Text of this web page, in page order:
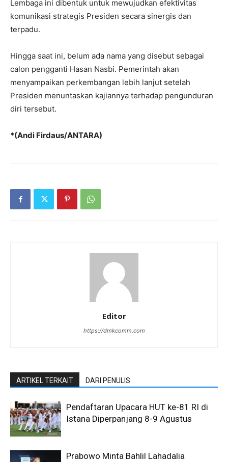
Lembaga ini dibentuk untuk mewujudkan efektivitas
komunikasi strategis Presiden secara sinergis dan
terpadu.
Hingga saat ini, belum ada nama yang disebut sebagai
calon pengganti Hasan Nasbi. Pemerintah akan
menyampaikan perkembangan lebih lanjut setelah
Presiden menuntaskan kajiannya terhadap pengunduran
diri tersebut.
*(Andi Firdaus/ANTARA)
Editor
https://dmkcomm.com
ARTIKEL TERKAIT DARI PENULIS
Pendaftaran Upacara HUT ke-81 RI di
Istana Diperpanjang 8-9 Agustus
Prabowo Minta Bahlil Lahadalia